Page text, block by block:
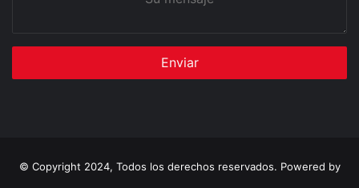
© Copyright 2024, Todos los derechos reservados. Powered by